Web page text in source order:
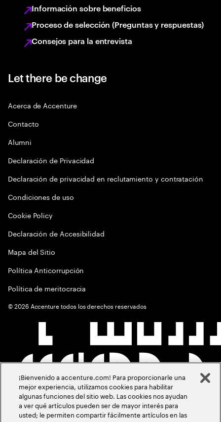
Información sobre beneficios
Proceso de selección (Preguntas y respuestas)
Consejos para la entrevista
Let there be change
Acerca de Accenture
Contacto
Alumni
Declaración de Privacidad
Declaración de privacidad en reclutamiento y contratación
Condiciones de uso
Cookie Policy
Declaración de Accesibilidad
Mapa del Sitio
Política Anticorrupción
Política de meritocracia
©2026 Accenture todos los derechos reservados
¡Bienvenido a accenture.com! Para proporcionarle una
mejor experiencia, utilizamos cookies para habilitar
algunas funciones del sitio web. Las cookies nos ayudan
a ver qué artículos pueden ser de mayor interés para
usted; le permiten compartir fácilmente artículos en las